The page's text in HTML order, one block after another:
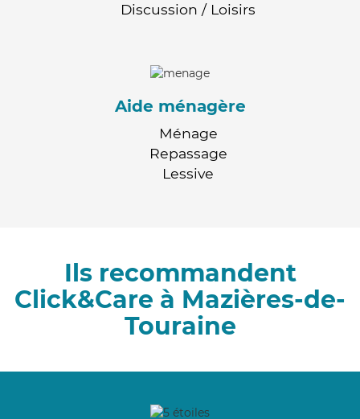
Discussion / Loisirs
Aide ménagère
Ménage
Repassage
Lessive
Ils recommandent
Click&Care à Mazières-de-
Touraine